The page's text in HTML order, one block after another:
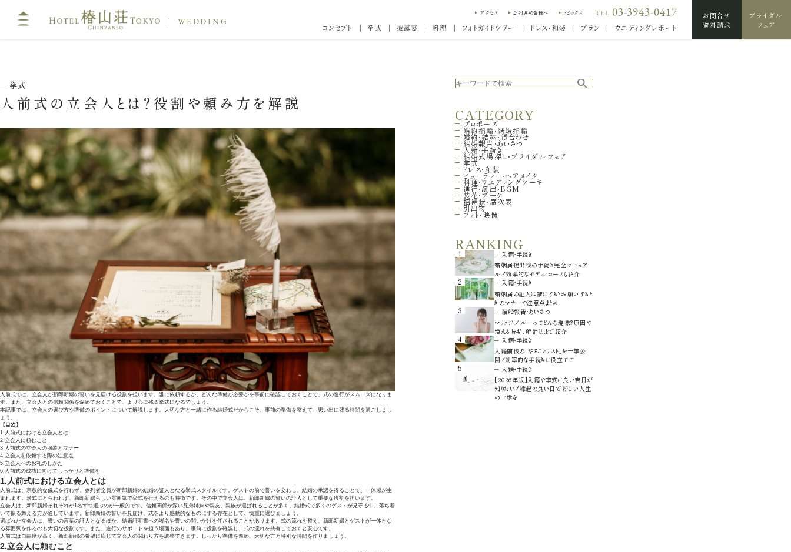
WEDDING
アクセス ご列席の皆様へ トピックス TEL 03-3943-0417
コンセプト 挙式 披露宴 料理 フォトガイドツアー ドレス・和装 プラン ウエディングレポート
お問合せ
資料請求
ブライダル
フェア
挙式
人前式の立会人とは？役割や頼み方を解説
人前式では、立会人が新郎新婦の誓いを見届ける役割を担います。誰に依頼するか、どんな準備が必要かを事前に確認しておくことで、式の進行がスムーズになりま
す。また、立会人との信頼関係を深めておくことで、より心に残る挙式になるでしょう。
本記事では、立会人の選び方や準備のポイントについて解説します。大切な方と一緒に作る結婚式だからこそ、事前の準備を整えて、思い出に残る時間を過ごしまし
ょう。
【目次】
1.人前式における立会人とは
2.立会人に頼むこと
3.人前式の立会人の服装とマナー
4.立会人を依頼する際の注意点
5.立会人へのお礼のしかた
6.人前式の成功に向けてしっかりと準備を
1.人前式における立会人とは
人前式は、宗教的な儀式を行わず、参列者全員が新郎新婦の結婚の証人となる挙式スタイルです。ゲストの前で誓いを交わし、結婚の承認を得ることで、一体感が生
まれます。形式にとらわれず、新郎新婦らしい雰囲気で挙式を行えるのも特徴です。その中で立会人は、新郎新婦の誓いの証人として重要な役割を担います。
立会人は、新郎新婦それぞれが1名ずつ選ぶのが一般的です。信頼関係が深い兄弟姉妹や親友、親族が選ばれることが多く、結婚式で多くのゲストが見守る中、落ち着
いて振る舞える方が適しています。新郎新婦の誓いを見届け、式をより感動的なものにする存在として、慎重に選びましょう。
選ばれた立会人は、誓いの言葉の証人となるほか、結婚証明書への署名や誓いの問いかけを任されることがあります。式の流れを整え、新郎新婦とゲストが一体とな
る雰囲気を作るのも大切な役割です。また、進行のサポートを担う場面もあり、事前に役割を確認し、式の流れを共有しておくと安心です。
人前式は自由度が高く、新郎新婦の希望に応じて立会人の関わり方を調整できます。しっかり準備を進め、大切な方と特別な時間を作りましょう。
2.立会人に頼むこと
CATEGORY
プロポーズ
婚約指輪・結婚指輪
婚約・結納・顔合わせ
結婚報告・あいさつ
入籍・手続き
結婚式場探し・ブライダルフェア
挙式
ドレス・和装
ビューティー・ヘアメイク
料理・ウエディングケーキ
進行・演出・BGM
装花・ブーケ
招待状・席次表
引出物
フォト・映像
RANKING
1
入籍・手続き
婚姻届提出後の手続き完全マニュア
ル！効率的なモデルコースも紹介
2
入籍・手続き
婚姻届の証人は誰にする？お願いすると
きのマナーや注意点まとめ
3
結婚報告・あいさつ
マリッジブルーってどんな現象？原因や
増える時期、解消法まで紹介
4
入籍・手続き
入籍前後の「やることリスト」を一挙公
開！効率的な手続きに役立てて
5
入籍・手続き
【2026年版】入籍や挙式に良い吉日が
知りたい！縁起の良い日で新しい人生
の一歩を